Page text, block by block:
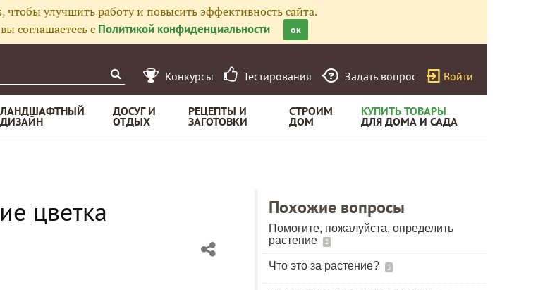
улучшить работу и повысить эффективность сайта.
соглашаетесь с Политикой конфиденциальности ок
Конкурсы Тестирования Задать вопрос Войти
ЛАНДШАФТНЫЙ
ДИЗАЙН
ДОСУГ И
ОТДЫХ
РЕЦЕПТЫ И
ЗАГОТОВКИ
СТРОИМ
ДОМ
КУПИТЬ ТОВАРЫ
ДЛЯ ДОМА И САДА
цветка Похожие вопросы
Помогите, пожалуйста, определить
растение
2
Что это за растение? 3